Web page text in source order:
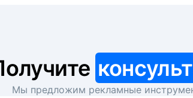
Мы предложим рекламные